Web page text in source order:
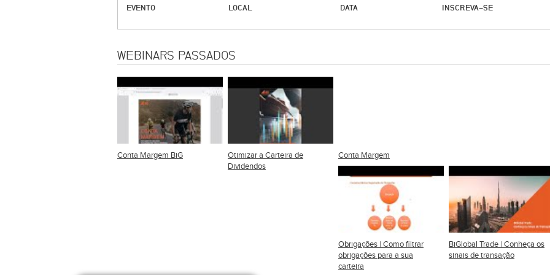
EVENTO LOCAL DATA INSCREVA-SE
WEBINARS PASSADOS
Conta Margem BiG
Otimizar a Carteira de
Dividendos
Conta Margem
Obrigações | Como filtrar
obrigações para a sua
carteira
BiGlobal Trade | Conheça os
sinais de transação